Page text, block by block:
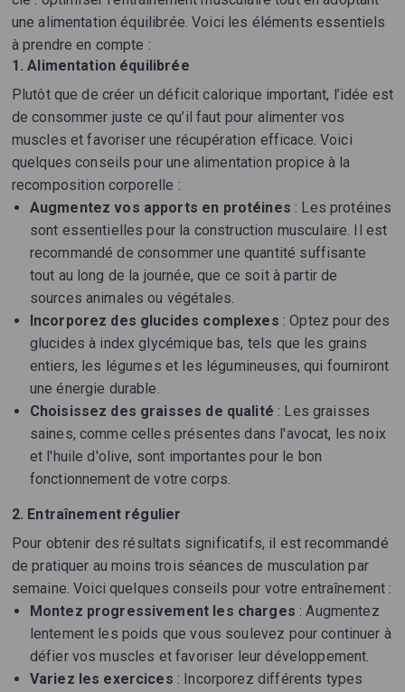
une alimentation équilibrée. Voici les éléments essentiels
à prendre en compte :
1. Alimentation équilibrée
Plutôt que de créer un déficit calorique important, l’idée est
de consommer juste ce qu’il faut pour alimenter vos
muscles et favoriser une récupération efficace. Voici
quelques conseils pour une alimentation propice à la
recomposition corporelle :
Augmentez vos apports en protéines : Les protéines
sont essentielles pour la construction musculaire. Il est
recommandé de consommer une quantité suffisante
tout au long de la journée, que ce soit à partir de
sources animales ou végétales.
Incorporez des glucides complexes : Optez pour des
glucides à index glycémique bas, tels que les grains
entiers, les légumes et les légumineuses, qui fourniront
une énergie durable.
Choisissez des graisses de qualité : Les graisses
saines, comme celles présentes dans l'avocat, les noix
et l'huile d'olive, sont importantes pour le bon
fonctionnement de votre corps.
2. Entraînement régulier
Pour obtenir des résultats significatifs, il est recommandé
de pratiquer au moins trois séances de musculation par
semaine. Voici quelques conseils pour votre entraînement :
Montez progressivement les charges : Augmentez
lentement les poids que vous soulevez pour continuer à
défier vos muscles et favoriser leur développement.
Variez les exercices : Incorporez différents types